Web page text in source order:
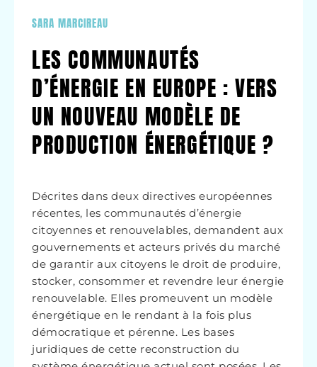
SARA MARCIREAU
LES COMMUNAUTÉS
D’ÉNERGIE EN EUROPE : VERS
UN NOUVEAU MODÈLE DE
PRODUCTION ÉNERGÉTIQUE ?
Décrites dans deux directives européennes
récentes, les communautés d’énergie
citoyennes et renouvelables, demandent aux
gouvernements et acteurs privés du marché
de garantir aux citoyens le droit de produire,
stocker, consommer et revendre leur énergie
renouvelable. Elles promeuvent un modèle
énergétique en le rendant à la fois plus
démocratique et pérenne. Les bases
juridiques de cette reconstruction du